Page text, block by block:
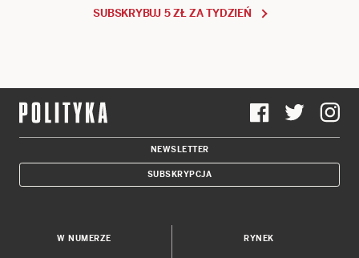
SUBSKRYBUJ 5 ZŁ ZA TYDZIEŃ
NEWSLETTER
SUBSKRYPCJA
W NUMERZE RYNEK